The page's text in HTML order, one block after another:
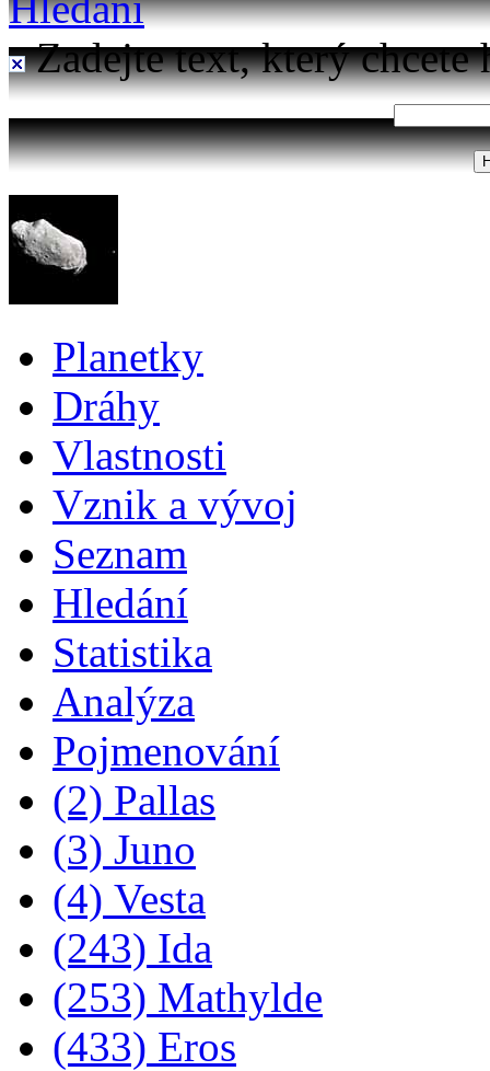
Zadejte text, který chcete
Planetky
Dráhy
Vlastnosti
Vznik a vývoj
Seznam
Hledání
Statistika
Analýza
Pojmenování
(2) Pallas
(3) Juno
(4) Vesta
(243) Ida
(253) Mathylde
(433) Eros